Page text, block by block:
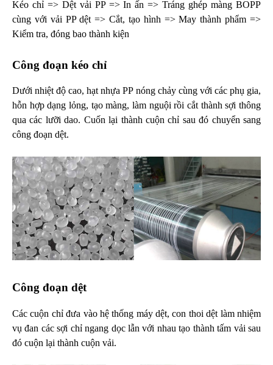
Kéo chỉ => Dệt vải PP => In ấn => Tráng ghép màng BOPP
cùng với vải PP dệt => Cắt, tạo hình => May thành phẩm =>
Kiểm tra, đóng bao thành kiện
Công đoạn kéo chỉ
Dưới nhiệt độ cao, hạt nhựa PP nóng chảy cùng với các phụ gia,
hỗn hợp dạng lỏng, tạo màng, làm nguội rồi cắt thành sợi thông
qua các lưỡi dao. Cuốn lại thành cuộn chỉ sau đó chuyển sang
công đoạn dệt.
Công đoạn dệt
Các cuộn chỉ đưa vào hệ thống máy dệt, con thoi dệt làm nhiệm
vụ đan các sợi chỉ ngang dọc lẫn với nhau tạo thành tấm vải sau
đó cuộn lại thành cuộn vải.